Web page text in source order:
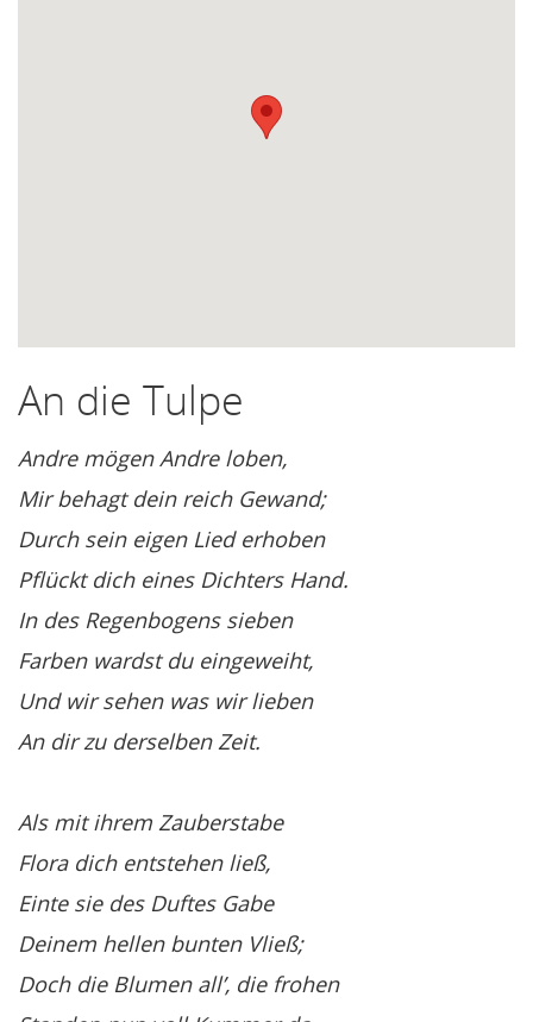
An die Tulpe
Andre mögen Andre loben,
Mir behagt dein reich Gewand;
Durch sein eigen Lied erhoben
Pflückt dich eines Dichters Hand.
In des Regenbogens sieben
Farben wardst du eingeweiht,
Und wir sehen was wir lieben
An dir zu derselben Zeit.
Als mit ihrem Zauberstabe
Flora dich entstehen ließ,
Einte sie des Duftes Gabe
Deinem hellen bunten Vließ;
Doch die Blumen all’, die frohen